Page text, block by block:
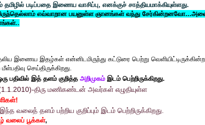
படிப்பதை இணைய வாசிப்பு, எனக்குச் சாத்தியமாக்கியுள்ளது.
எவ்வாறான பயனுள்ள ஞானங்கள் வந்து
..
இணைய இதழ்கள் என்னிடமிருந்து கட்டுரை பெற்று
செய்திருக்கிறது.
பதிவில் இத் தளம் குறித்த அறிமுகம் இடம் பெற்றிருக்கிறது.
திரு மணிகண்டன் அவர்கள் எழுதியுள்ள
!
வலைத் தளம் பற்றிய குறிப்பும் இடம் பெற்றிருக்கிறது.
வலைப் பூக்கள்,